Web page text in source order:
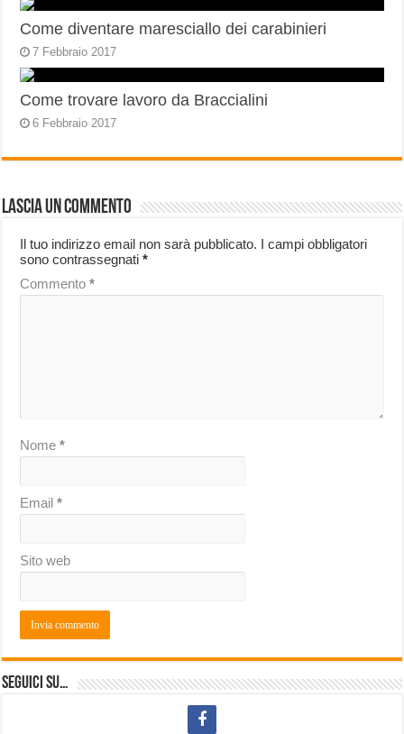
Come diventare maresciallo dei carabinieri
7 Febbraio 2017
Come trovare lavoro da Braccialini
6 Febbraio 2017
Lascia un commento
Il tuo indirizzo email non sarà pubblicato. I campi obbligatori
sono contrassegnati*
Commento*
Nome*
Email*
Sito web
Seguici su…